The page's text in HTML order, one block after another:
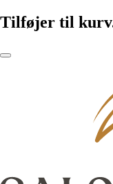
Tilføjer til